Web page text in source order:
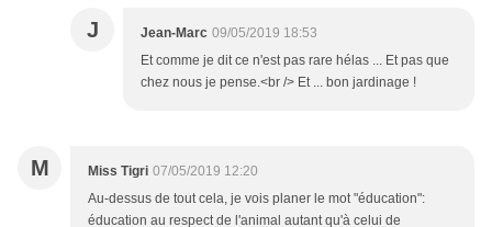
J Jean-Marc 09/05/2019 18:53
Et comme je dit ce n'est pas rare hélas ... Et pas que
chez nous je pense.<br /> Et ... bon jardinage !
M Miss Tigri 07/05/2019 12:20
Au-dessus de tout cela, je vois planer le mot "éducation":
éducation au respect de l'animal autant qu'à celui de